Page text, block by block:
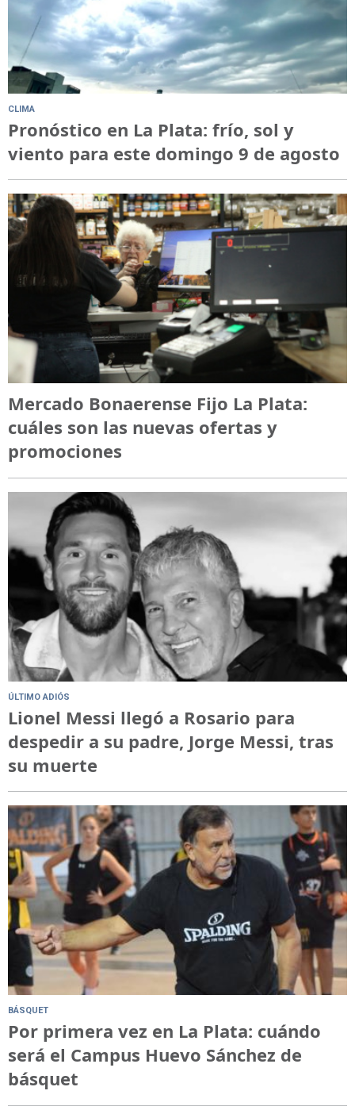
CLIMA
Pronóstico en La Plata: frío, sol y
viento para este domingo 9 de agosto
Mercado Bonaerense Fijo La Plata:
cuáles son las nuevas ofertas y
promociones
ÚLTIMO ADIÓS
Lionel Messi llegó a Rosario para
despedir a su padre, Jorge Messi, tras
su muerte
BÁSQUET
Por primera vez en La Plata: cuándo
será el Campus Huevo Sánchez de
básquet